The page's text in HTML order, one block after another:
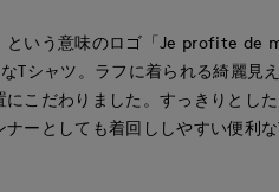
という意味のロゴ「Je profite de
Tシャツ。ラフに着られる綺麗見
こだわりました。すっきりとし
ーとしても着回ししやすい便利な